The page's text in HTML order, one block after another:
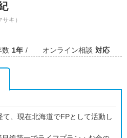
サキ）
数 1年 オンライン相談 対応
、現在北海道でFPとして活動し